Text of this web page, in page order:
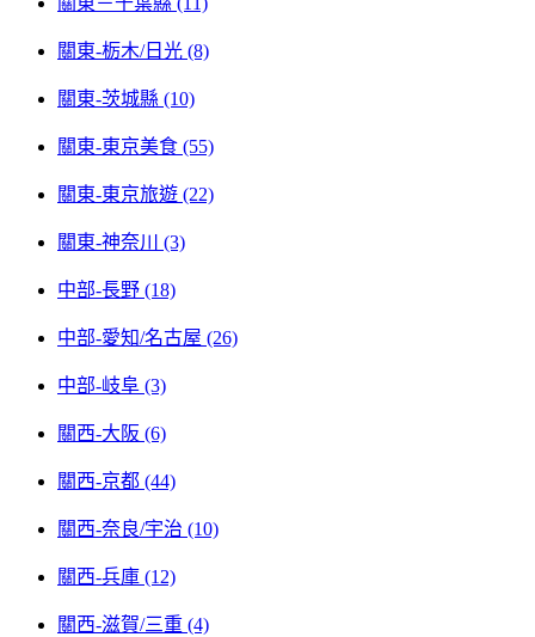
關東-栃木/日光 (8)
關東-茨城縣 (10)
關東-東京美食 (55)
關東-東京旅遊 (22)
關東-神奈川 (3)
中部-長野 (18)
中部-愛知/名古屋 (26)
中部-岐阜 (3)
關西-大阪 (6)
關西-京都 (44)
關西-奈良/宇治 (10)
關西-兵庫 (12)
關西-滋賀/三重 (4)